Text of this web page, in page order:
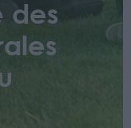
des